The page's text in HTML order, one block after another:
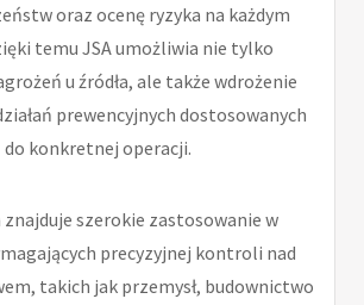
oraz ocenę ryzyka na każdym
temu JSA umożliwia nie tylko
u źródła, ale także wdrożenie
prewencyjnych dostosowanych
do konkretnej operacji.
szerokie zastosowanie w
precyzyjnej kontroli nad
takich jak przemysł, budownictwo